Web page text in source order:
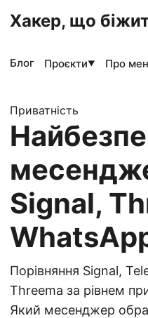
Хакер, що
Блог Проєкти▼ Про
Приватність
Signal,
Порівняння Signal,
Threema за рівнем
Який месенджер